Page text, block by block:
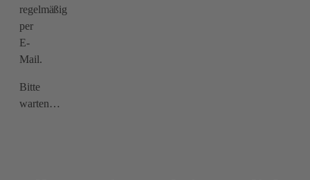
regelmäßig
per
E-
Mail.
Bitte
warten…